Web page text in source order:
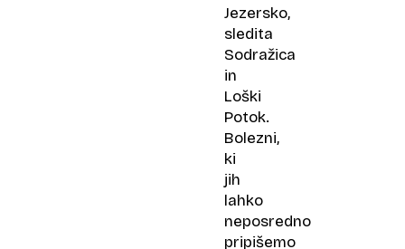
Jezersko,
sledita
Sodražica
in
Loški
Potok.
Bolezni,
ki
jih
lahko
neposredno
pripišemo